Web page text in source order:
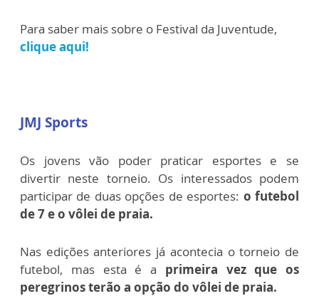
Para saber mais sobre o Festival da Juventude,
clique aqui!
JMJ Sports
Os jovens vão poder praticar esportes e se
divertir neste torneio. Os interessados podem
participar de duas opções de esportes: o futebol
de 7 e o vôlei de praia.
Nas edições anteriores já acontecia o torneio de
futebol, mas esta é a primeira vez que os
peregrinos terão a opção do vôlei de praia.